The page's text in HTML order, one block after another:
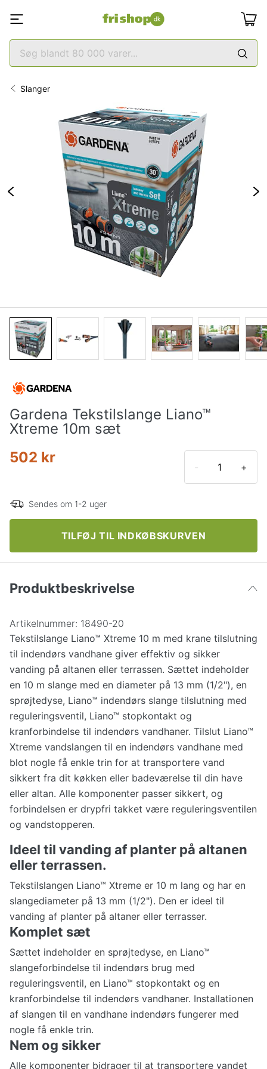
Slanger
Gardena Tekstilslange Liano™
Xtreme 10m sæt
502 kr
+
Sendes om 1-2 uger
TILFØJ TIL INDKØBSKURVEN
Produktbeskrivelse
Artikelnummer: 18490-20
Tekstilslange Liano™ Xtreme 10 m med krane tilslutning
til indendørs vandhane giver effektiv og sikker
vanding på altanen eller terrassen. Sættet indeholder
en 10 m slange med en diameter på 13 mm (1/2"), en
sprøjtedyse, Liano™ indendørs slange tilslutning med
reguleringsventil, Liano™ stopkontakt og
kranforbindelse til indendørs vandhaner. Tilslut Liano™
Xtreme vandslangen til en indendørs vandhane med
blot nogle få enkle trin for at transportere vand
sikkert fra dit køkken eller badeværelse til din have
eller altan. Alle komponenter passer sikkert, og
forbindelsen er drypfri takket være reguleringsventilen
og vandstopperen.
Ideel til vanding af planter på altanen
eller terrassen.
Tekstilslangen Liano™ Xtreme er 10 m lang og har en
slangediameter på 13 mm (1/2"). Den er ideel til
vanding af planter på altaner eller terrasser.
Komplet sæt
Sættet indeholder en sprøjtedyse, en Liano™
slangeforbindelse til indendørs brug med
reguleringsventil, en Liano™ stopkontakt og en
kranforbindelse til indendørs vandhaner. Installationen
af slangen til en vandhane indendørs fungerer med
nogle få enkle trin.
Nem og sikker
Alle komponenter bidrager til at transportere vandet